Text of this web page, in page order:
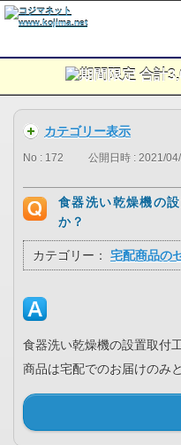
カテゴリー表示
No : 172 公開日時 : 2021/
食器洗い乾燥機の
か？
カテゴリー： 宅配商品の
食器洗い乾燥機の設置取付
商品は宅配でのお届けのみ